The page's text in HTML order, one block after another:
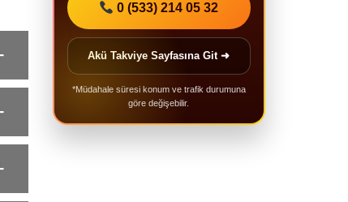
0 (533) 214 05 32
Akü Takviye Sayfasına Git ➜
*Müdahale süresi konum ve trafik durumuna
göre değişebilir.